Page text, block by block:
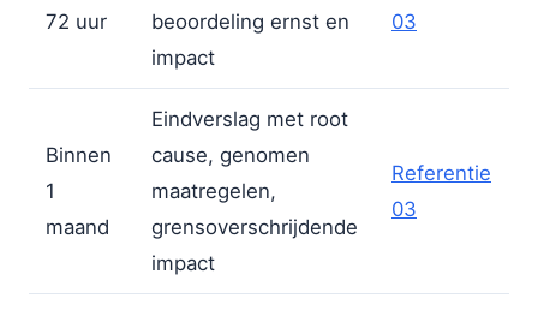
72 uur
beoordeling ernst en
impact
03
Binnen
1
maand
Eindverslag met root
cause, genomen
maatregelen,
grensoverschrijdende
impact
Referentie
03